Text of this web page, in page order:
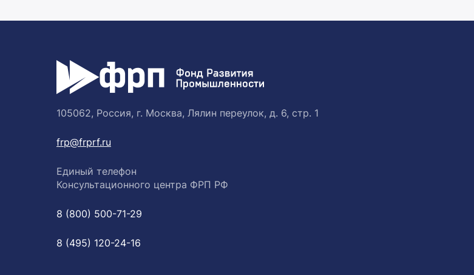
105062, Россия, г. Москва, Лялин переулок, д. 6, стр. 1
frp@frprf.ru
Единый телефон
Консультационного центра ФРП РФ
8 (800) 500-71-29
8 (495) 120-24-16